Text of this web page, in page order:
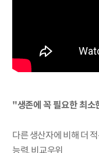
"생존에 꼭 필요한 최소
다른 생산자에 비해 더
능력, 비교우위